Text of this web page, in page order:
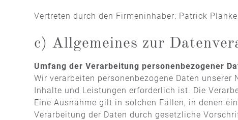
Vertreten durch den Firmeninhaber: Patrick
c) Allgemeines zur
Umfang der Verarbeitung personenbezogener
Wir verarbeiten personenbezogene Daten
Inhalte und Leistungen erforderlich ist. Die
Eine Ausnahme gilt in solchen Fällen, in denen
Verarbeitung der Daten durch gesetzliche